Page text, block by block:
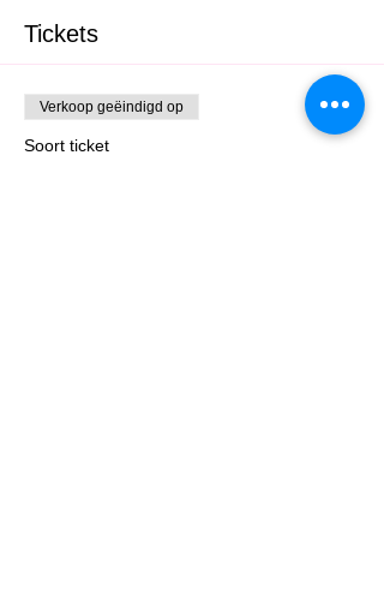
Tickets
Verkoop geëindigd op
Soort ticket